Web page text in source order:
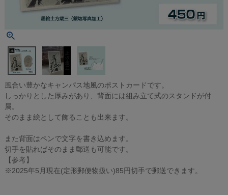
風合い豊かなキャンパス地風のポストカードです。
しっかりとした厚みがあり、背面には組み立て式のスタンドが付
属。
そのまま絵として飾ることも出来ます。
また背面はペンで文字を書き込めます。
切手を貼ればそのまま郵送も可能です。
【参考】
※2025年5月現在(定形郵便物扱い)85円切手で郵送できます。